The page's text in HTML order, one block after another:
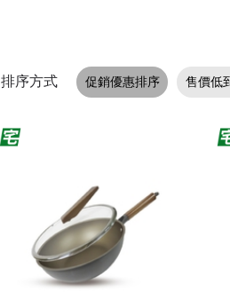
排序方式 促銷優惠排序 售價低